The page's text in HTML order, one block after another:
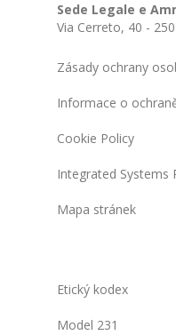
Sede Legale e
Via Cerreto, 40 -
Zásady ochrany
Informace o
Cookie Policy
Integrated Systems
Mapa stránek
Etický kodex
Model 231